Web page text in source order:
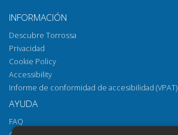
INFORMACIÓN
Descubre Torrossa
Privacidad
Cookie Policy
Accessibility
Informe de conformidad de accesibilidad (VPAT)
AYUDA
FAQ